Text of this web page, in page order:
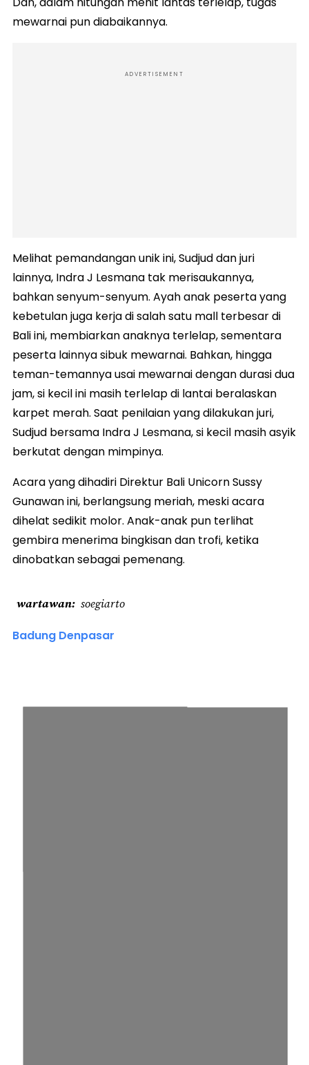
mewarnai pun diabaikannya.
ADVERTISEMENT
Melihat pemandangan unik ini, Sudjud dan juri
lainnya, Indra J Lesmana tak merisaukannya,
bahkan senyum-senyum. Ayah anak peserta yang
kebetulan juga kerja di salah satu mall terbesar di
Bali ini, membiarkan anaknya terlelap, sementara
peserta lainnya sibuk mewarnai. Bahkan, hingga
teman-temannya usai mewarnai dengan durasi dua
jam, si kecil ini masih terlelap di lantai beralaskan
karpet merah. Saat penilaian yang dilakukan juri,
Sudjud bersama Indra J Lesmana, si kecil masih asyik
berkutat dengan mimpinya.
Acara yang dihadiri Direktur Bali Unicorn Sussy
Gunawan ini, berlangsung meriah, meski acara
dihelat sedikit molor. Anak-anak pun terlihat
gembira menerima bingkisan dan trofi, ketika
dinobatkan sebagai pemenang.
wartawan soegiarto
Badung Denpasar